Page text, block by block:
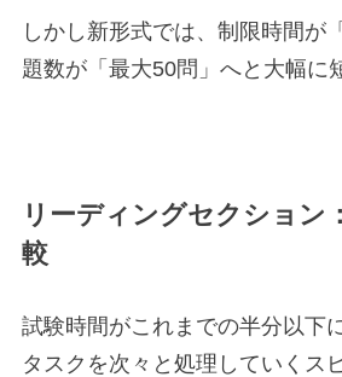
しかし新形式では、制限時間が
題数が「最大50問」へと大幅に
リーディングセクション
較
試験時間がこれまでの半分以下
タスクを次々と処理していくス